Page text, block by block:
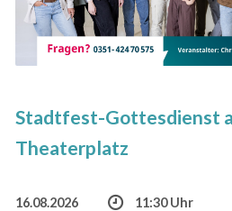
Stadtfest-Gottesdienst
Theaterplatz
16.08.2026 11:30 Uhr